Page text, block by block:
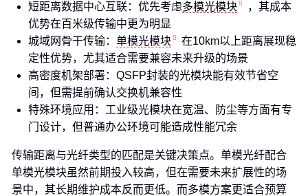
短距离数据中心互联：优先考虑多模光模块
，其成本
优势在百米级传输中更为明显
城域网骨干传输： 单模光模块
在10km以上距离展现稳
定性优势，尤其适合需要兼容未来升级的场景
高密度机架部署：QSFP封装的光模块能有效节省空
间，但需提前确认交换机兼容性
特殊环境应用：工业级光模块在宽温、防尘等方面有专
门设计，但普通办公环境可能造成性能冗余
传输距离与光纤类型的匹配是关键决策点。单模光纤配合
单模光模块虽然前期投入较高，但在需要未来扩展性的场
景中，其长期维护成本反而更低。而多模方案更适合预算